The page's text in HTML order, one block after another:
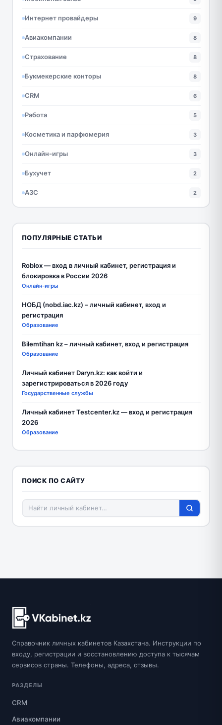
Интернет провайдеры 9
Авиакомпании 8
Страхование 8
Букмекерские конторы 8
CRM 6
Работа 5
Косметика и парфюмерия 3
Онлайн-игры 3
Бухучет 2
АЗС 2
ПОПУЛЯРНЫЕ СТАТЬИ
Roblox — вход в личный кабинет, регистрация и
блокировка в России 2026
Онлайн-игры
НОБД (nobd.iac.kz) – личный кабинет, вход и
регистрация
Образование
Bilemtihan kz – личный кабинет, вход и регистрация
Образование
Личный кабинет Daryn.kz: как войти и
зарегистрироваться в 2026 году
Государственные службы
Личный кабинет Testcenter.kz — вход и регистрация
2026
Образование
ПОИСК ПО САЙТУ
Справочник личных кабинетов Казахстана. Инструкции по
входу, регистрации и восстановлению доступа к тысячам
сервисов страны. Телефоны, адреса, отзывы.
РАЗДЕЛЫ
CRM
Авиакомпании